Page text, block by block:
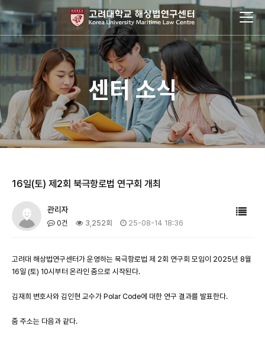
센터 소식
16일(토) 제2회 북극항로법 연구회 개최
관리자
0건 3,252회 25-08-14 18:36
고려대 해상법연구센터가 운영하는 북극항로법 제 2회 연구회 모임이 2025년 8월
16일 (토) 10시부터 온라인 줌으로 시작된다.
김재희 변호사와 김인현 교수가 Polar Code에 대한 연구 결과를 발표한다.
줌 주소는 다음과 같다.